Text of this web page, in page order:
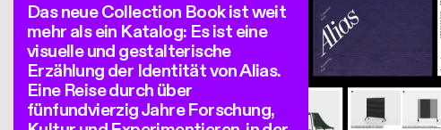
Das neue Collection Book ist weit
mehr als ein Katalog: Es ist eine
visuelle und gestalterische
Erzählung der Identität von Alias.
Eine Reise durch über
fünfundvierzig Jahre Forschung,